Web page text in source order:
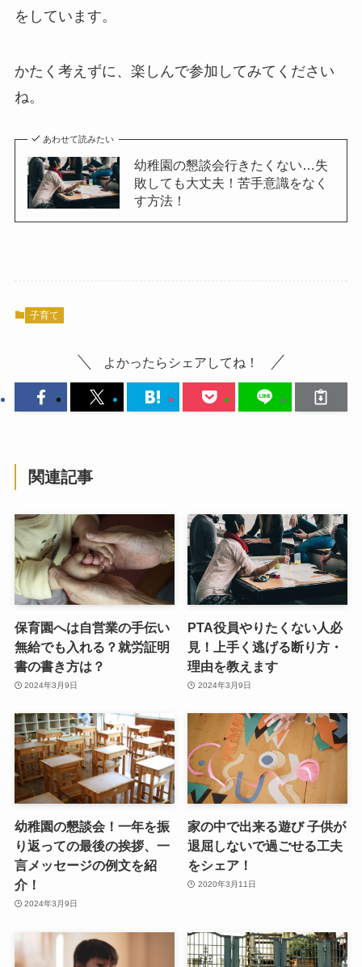
をしています。
かたく考えずに、楽しんで参加してみてください
ね。
あわせて読みたい
幼稚園の懇談会行きたくない…失
敗しても大丈夫！苦手意識をなく
す方法！
子育て
よかったらシェアしてね！
関連記事
保育園へは自営業の手伝い
無給でも入れる？就労証明
書の書き方は？
2024年3月9日
PTA役員やりたくない人必
見！上手く逃げる断り方・
理由を教えます
2024年3月9日
幼稚園の懇談会！一年を振
り返っての最後の挨拶、一
言メッセージの例文を紹
介！
2024年3月9日
家の中で出来る遊び 子供が
退屈しないで過ごせる工夫
をシェア！
2020年3月11日